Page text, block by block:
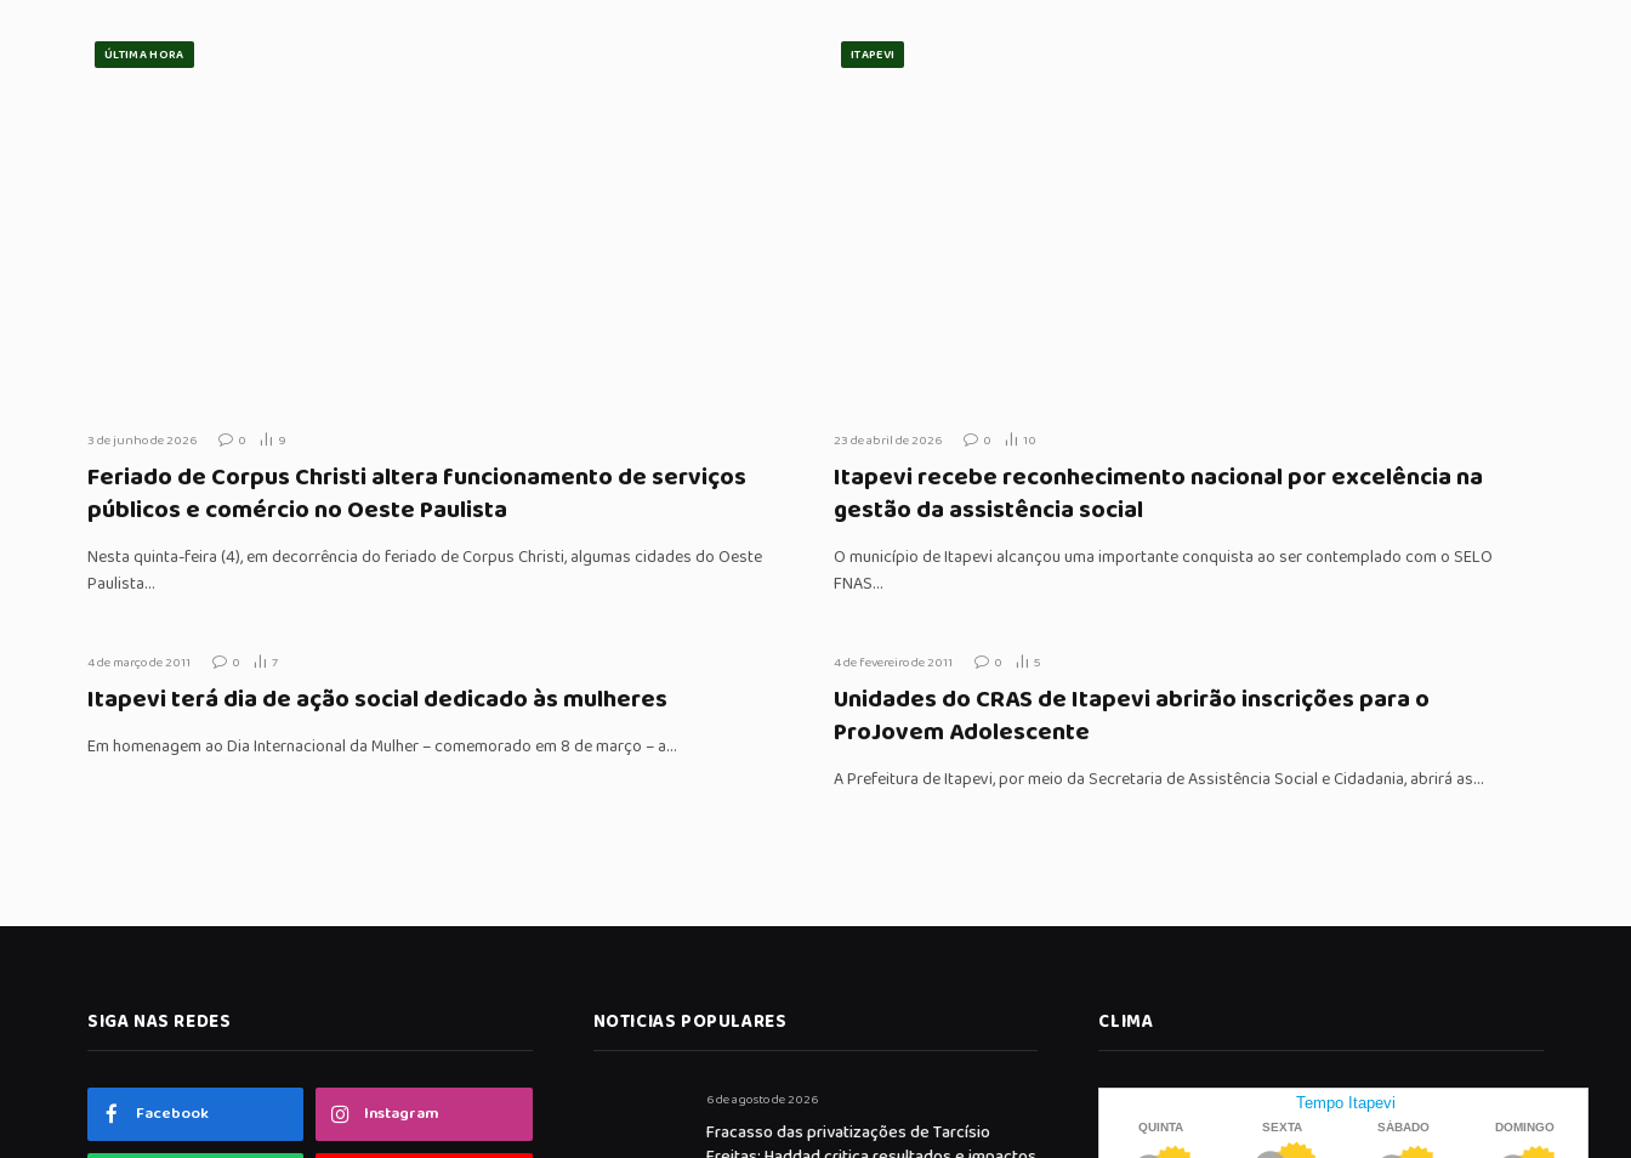
ÚLTIMA HORA
3 de junho de 2026 0 9
Feriado de Corpus Christi altera funcionamento de serviços
públicos e comércio no Oeste Paulista
Nesta quinta-feira (4), em decorrência do feriado de Corpus Christi, algumas cidades do Oeste
Paulista…
ITAPEVI
23 de abril de 2026 0 10
Itapevi recebe reconhecimento nacional por excelência na
gestão da assistência social
O município de Itapevi alcançou uma importante conquista ao ser contemplado com o SELO
FNAS…
4 de março de 2011 0 7
Itapevi terá dia de ação social dedicado às mulheres
Em homenagem ao Dia Internacional da Mulher – comemorado em 8 de março – a…
4 de fevereiro de 2011 0 5
Unidades do CRAS de Itapevi abrirão inscrições para o
ProJovem Adolescente
A Prefeitura de Itapevi, por meio da Secretaria de Assistência Social e Cidadania, abrirá as…
SIGA NAS REDES
Facebook Instagram
NOTICIAS POPULARES
6 de agosto de 2026
Fracasso das privatizações de Tarcísio
CLIMA